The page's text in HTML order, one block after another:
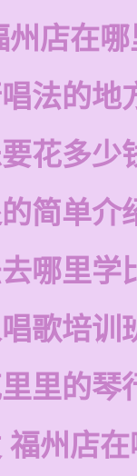
州店在
法的地
花多少
简单介
哪里学
歌培训
里的琴
福州店